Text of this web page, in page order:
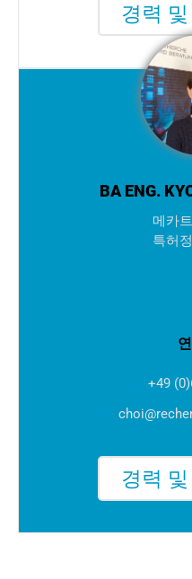
경력
BA ENG.
메카
특허
+49
경력